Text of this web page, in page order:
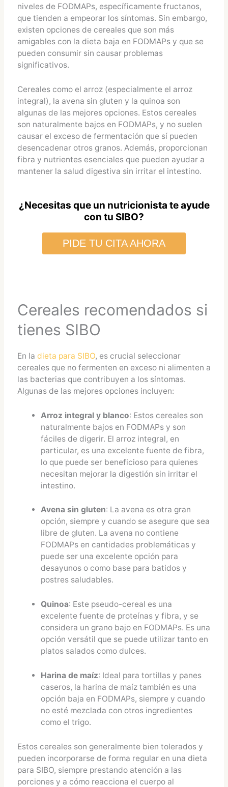
niveles de FODMAPs, específicamente fructanos,
que tienden a empeorar los síntomas. Sin embargo,
existen opciones de cereales que son más
amigables con la dieta baja en FODMAPs y que se
pueden consumir sin causar problemas
significativos.
Cereales como el arroz (especialmente el arroz
integral), la avena sin gluten y la quinoa son
algunas de las mejores opciones. Estos cereales
son naturalmente bajos en FODMAPs, y no suelen
causar el exceso de fermentación que sí pueden
desencadenar otros granos. Además, proporcionan
fibra y nutrientes esenciales que pueden ayudar a
mantener la salud digestiva sin irritar el intestino.
¿Necesitas que un nutricionista te ayude
con tu SIBO?
PIDE TU CITA AHORA
Cereales recomendados si
tienes SIBO
En la dieta para SIBO, es crucial seleccionar
cereales que no fermenten en exceso ni alimenten a
las bacterias que contribuyen a los síntomas.
Algunas de las mejores opciones incluyen:
Arroz integral y blanco: Estos cereales son
naturalmente bajos en FODMAPs y son
fáciles de digerir. El arroz integral, en
particular, es una excelente fuente de fibra,
lo que puede ser beneficioso para quienes
necesitan mejorar la digestión sin irritar el
intestino.
Avena sin gluten: La avena es otra gran
opción, siempre y cuando se asegure que sea
libre de gluten. La avena no contiene
FODMAPs en cantidades problemáticas y
puede ser una excelente opción para
desayunos o como base para batidos y
postres saludables.
Quinoa: Este pseudo-cereal es una
excelente fuente de proteínas y fibra, y se
considera un grano bajo en FODMAPs. Es una
opción versátil que se puede utilizar tanto en
platos salados como dulces.
Harina de maíz: Ideal para tortillas y panes
caseros, la harina de maíz también es una
opción baja en FODMAPs, siempre y cuando
no esté mezclada con otros ingredientes
como el trigo.
Estos cereales son generalmente bien tolerados y
pueden incorporarse de forma regular en una dieta
para SIBO, siempre prestando atención a las
porciones y a cómo reacciona el cuerpo al